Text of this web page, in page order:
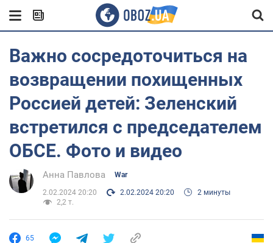
Важно сосредоточиться на
возвращении похищенных
Россией детей: Зеленский
встретился с председателем
ОБСЕ. Фото и видео
Анна Павлова War
2.02.2024 20:20 2.02.2024 20:20
2 минуты
2,2 т.
65